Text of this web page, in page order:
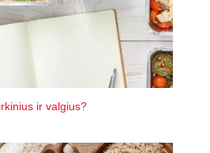
ir valgius?